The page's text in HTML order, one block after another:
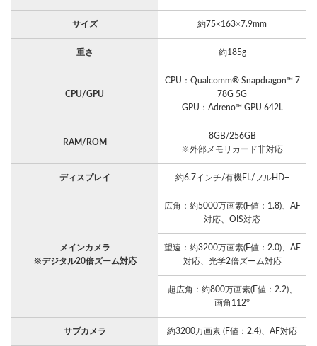
サイズ 約75×163×7.9mm
重さ 約185g
CPU/GPU
CPU：Qualcomm® Snapdragon™ 7
78G 5G
GPU：Adreno™ GPU 642L
RAM/ROM
8GB/256GB
※外部メモリカード非対応
ディスプレイ 約6.7インチ/有機EL/フルHD+
メインカメラ
※デジタル20倍ズーム対応
広角：約5000万画素(F値：1.8)、AF
対応、OIS対応
望遠：約3200万画素(F値：2.0)、AF
対応、光学2倍ズーム対応
超広角：約800万画素(F値：2.2)、
画角112°
サブカメラ 約3200万画素 (F値：2.4)、AF対応